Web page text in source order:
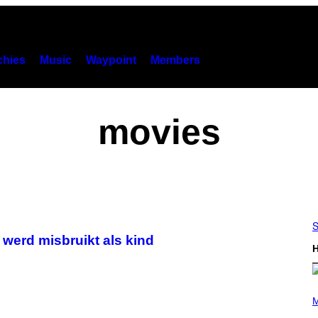
Music Waypoint Members
movies
misbruikt als kind
P